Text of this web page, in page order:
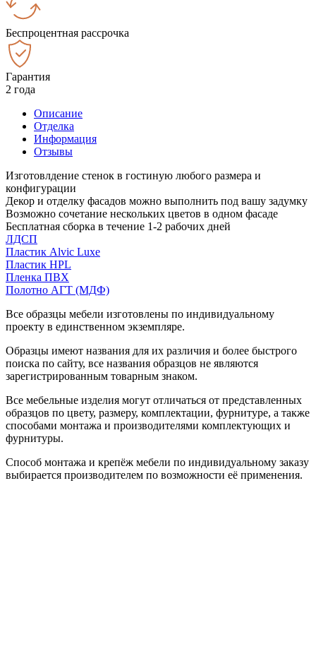
Беспроцентная рассрочка
Гарантия
2 года
Описание
Отделка
Информация
Отзывы
Изготовлдение стенок в гостиную любого размера и
конфигурации
Декор и отделку фасадов можно выполнить под вашу задумку
Возможно сочетание нескольких цветов в одном фасаде
Бесплатная сборка в течение 1-2 рабочих дней
ЛДСП
Пластик Alvic Luxe
Пластик HPL
Пленка ПВХ
Полотно АГТ (МДФ)
Все образцы мебели изготовлены по индивидуальному
проекту в единственном экземпляре.
Образцы имеют названия для их различия и более быстрого
поиска по сайту, все названия образцов не являются
зарегистрированным товарным знаком.
Все мебельные изделия могут отличаться от представленных
образцов по цвету, размеру, комплектации, фурнитуре, а также
способами монтажа и производителями комплектующих и
фурнитуры.
Способ монтажа и крепёж мебели по индивидуальному заказу
выбирается производителем по возможности её применения.